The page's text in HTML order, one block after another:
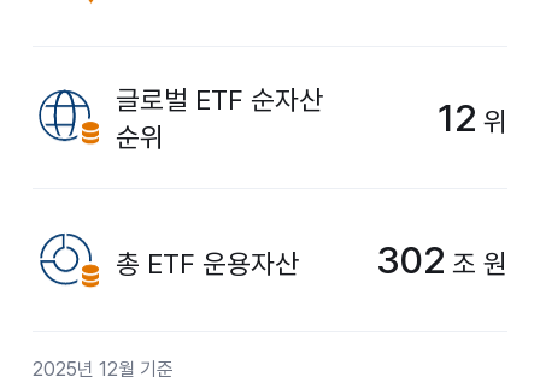
글로벌 ETF 순자산
순위
12 위
총 ETF 운용자산 302 조 원
2025년 12월 기준